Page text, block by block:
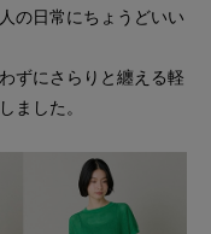
の日常にちょうどいい
ずにさらりと纏える軽
ました。